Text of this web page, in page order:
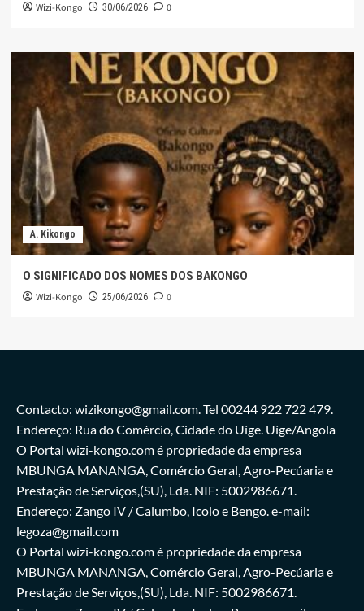
Wizi-Kongo 30/06/2026 0
A. Kikongo
O SIGNIFICADO DOS NOMES DOS BAKONGO
Wizi-Kongo 25/06/2026 0
Contacto: wizikongo@gmail.com. Tel 00244 922 722 479.
Endereço: Rua do Comércio, Cidade do Uíge. Uíge/Angola
O Portal wizi-kongo.com é propriedade da empresa
MBUNGA MANANGA, Comércio Geral, Agro-Pecúaria e
Prestação de Serviços,(SU), Lda. NIF: 5002986671.
Endereço: Zango IV / Calumbo, Icolo e Bengo. e-mail:
legoza@gmail.com
O Portal wizi-kongo.com é propriedade da empresa
MBUNGA MANANGA, Comércio Geral, Agro-Pecúaria e
Prestação de Serviços,(SU), Lda. NIF: 5002986671.